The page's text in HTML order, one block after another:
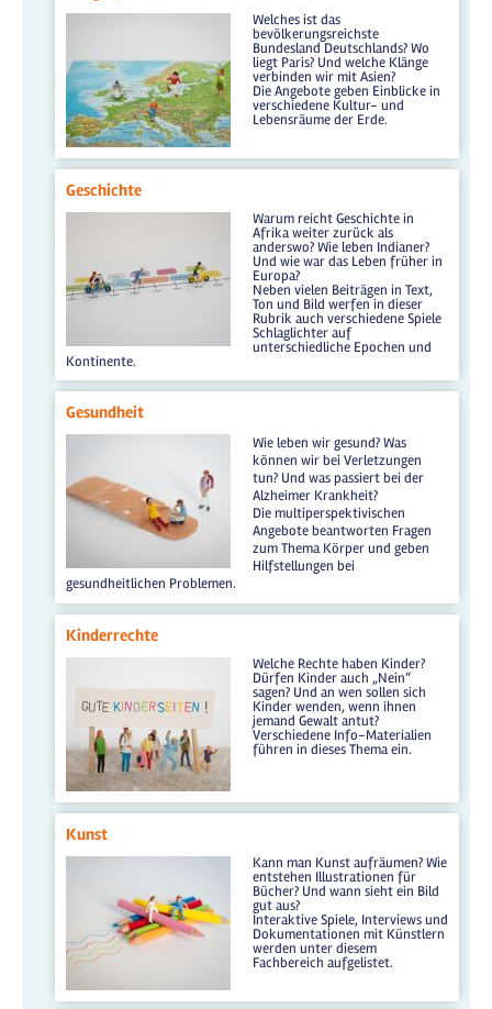
Welches ist das
bevölkerungsreichste
Bundesland Deutschlands? Wo
liegt Paris? Und welche Klänge
verbinden wir mit Asien?
Die Angebote geben Einblicke in
verschiedene Kultur- und
Lebensräume der Erde.
Geschichte
Warum reicht Geschichte in
Afrika weiter zurück als
anderswo? Wie leben Indianer?
Und wie war das Leben früher in
Europa?
Neben vielen Beiträgen in Text,
Ton und Bild werfen in dieser
Rubrik auch verschiedene Spiele
Schlaglichter auf
unterschiedliche Epochen und
Kontinente.
Gesundheit
Wie leben wir gesund? Was
können wir bei Verletzungen
tun? Und was passiert bei der
Alzheimer Krankheit?
Die multiperspektivischen
Angebote beantworten Fragen
zum Thema Körper und geben
Hilfstellungen bei
gesundheitlichen Problemen.
Kinderrechte
Welche Rechte haben Kinder?
Dürfen Kinder auch „Nein“
sagen? Und an wen sollen sich
Kinder wenden, wenn ihnen
jemand Gewalt antut?
Verschiedene Info-Materialien
führen in dieses Thema ein.
Kunst
Kann man Kunst aufräumen? Wie
entstehen Illustrationen für
Bücher? Und wann sieht ein Bild
gut aus?
Interaktive Spiele, Interviews und
Dokumentationen mit Künstlern
werden unter diesem
Fachbereich aufgelistet.